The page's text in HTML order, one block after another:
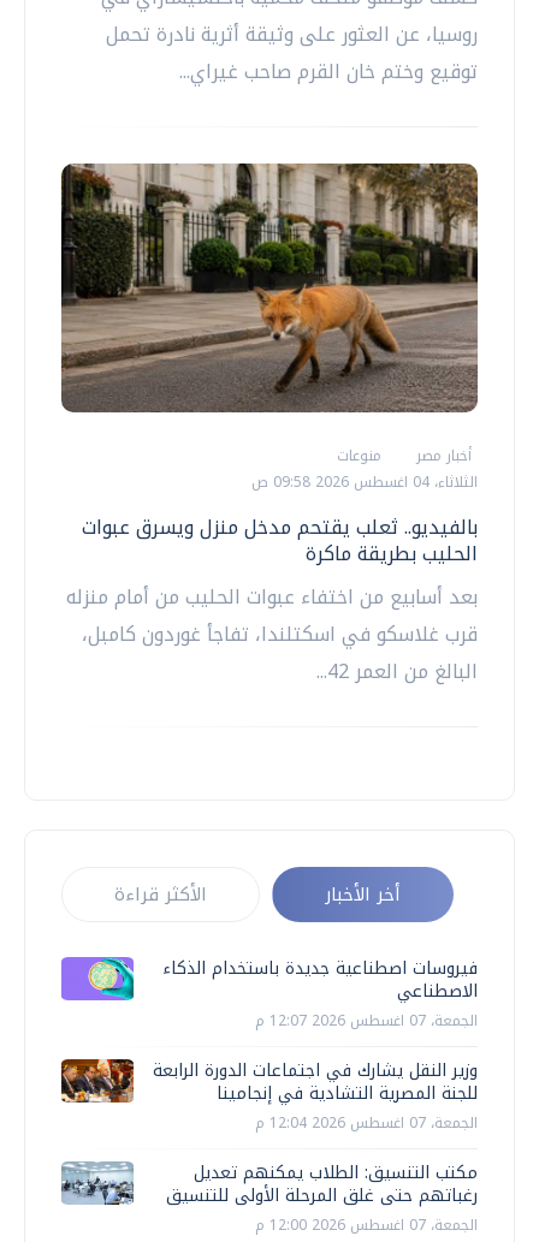
روسيا، عن العثور على وثيقة أثرية نادرة تحمل
توقيع وختم خان القرم صاحب غيراي...
أخبار مصر
منوعات
الثلاثاء، 04 اغسطس 2026 09:58 ص
بالفيديو.. ثعلب يقتحم مدخل منزل ويسرق عبوات
الحليب بطريقة ماكرة
بعد أسابيع من اختفاء عبوات الحليب من أمام منزله
قرب غلاسكو في اسكتلندا، تفاجأ غوردون كامبل،
البالغ من العمر 42...
أخر الأخبار الأكثر قراءة
فيروسات اصطناعية جديدة باستخدام الذكاء
الاصطناعي
الجمعة، 07 اغسطس 2026 12:07 م
وزير النقل يشارك في اجتماعات الدورة الرابعة
للجنة المصرية التشادية في إنجامينا
الجمعة، 07 اغسطس 2026 12:04 م
مكتب التنسيق: الطلاب يمكنهم تعديل
رغباتهم حتى غلق المرحلة الأولى للتنسيق
الجمعة، 07 اغسطس 2026 12:00 م